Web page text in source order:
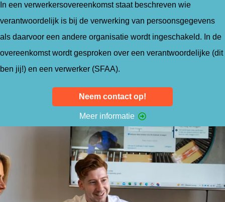
In een verwerkersovereenkomst staat beschreven wie
verantwoordelijk is bij de verwerking van persoonsgegevens
als daarvoor een andere organisatie wordt ingeschakeld. In de
overeenkomst wordt gesproken over een verantwoordelijke (dit
ben jij!) en een verwerker (SFAA).
Neem contact op!
Meer informatie